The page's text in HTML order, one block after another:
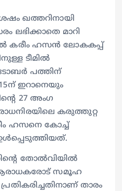
ഖത്തറിനായി
മാറി
ഹസൻ ലോകകപ്പ്
ടീമിൽ
പത്തിന്
ഇറാനെയും
27 അംഗ
കരുത്തുറ്റ
ഹസനെ കോച്ച്‌
തോല്‍വിയിൽ
ആരാധകരോട് സമൂഹ
താരം